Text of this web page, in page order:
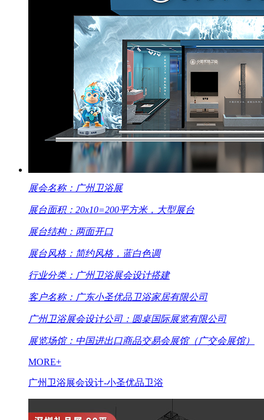
展会名称：广州卫浴展
展台面积：20x10=200平方米，大型展台
展台结构：两面开口
展台风格：简约风格，蓝白色调
行业分类：广州卫浴展会设计搭建
客户名称：广东小圣优品卫浴家居有限公司
广州卫浴展会设计公司：圆桌国际展览有限公司
展览场馆：中国进出口商品交易会展馆（广交会展馆）
MORE+
广州卫浴展会设计-小圣优品卫浴